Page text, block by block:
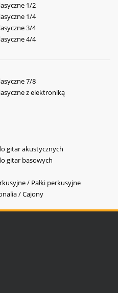
1/2
1/4
3/4
4/4
7/8
z elektroniką
gitar akustycznych
gitar basowych
/ Pałki perkusyjne
/ Cajony